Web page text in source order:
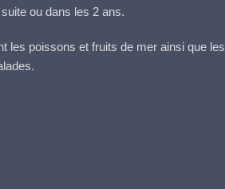
ou dans les 2 ans.
les poissons et fruits de mer ainsi que les